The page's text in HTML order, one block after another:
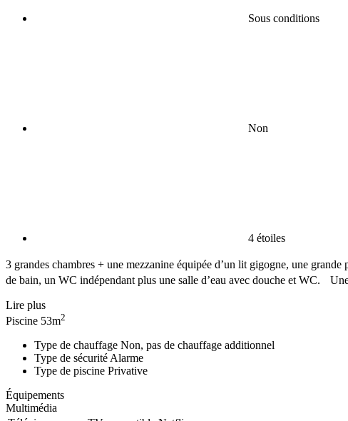
Sous conditions
Non
4 étoiles
3 grandes chambres + une mezzanine équipée d’un lit gigogne, une
de bain, un WC indépendant plus une salle d’eau avec douche et WC.
Lire plus
Piscine 53m2
Type de chauffage Non, pas de chauffage additionnel
Type de sécurité Alarme
Type de piscine Privative
Équipements
Multimédia